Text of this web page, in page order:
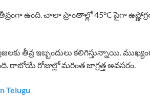
ఉంది. చాలా ప్రాంతాల్లో 45°C పైగా
తీవ్ర ఇబ్బందులు కలిగిస్తున్నాయి.
రాబోయే రోజుల్లో మరింత జాగ్రత్త అవసరం.
Telugu